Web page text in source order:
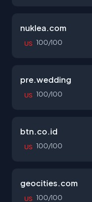
nuklea.com
US 100/100
pre.wedding
US 100/100
btn.co.id
US 100/100
geocities.com
US 100/100